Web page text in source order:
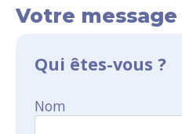
Votre message
Qui êtes-vous ?
Nom